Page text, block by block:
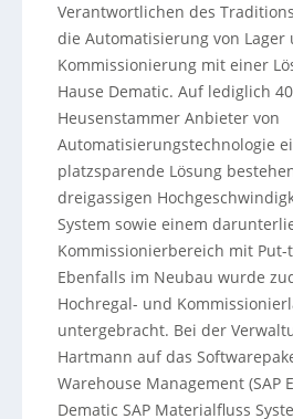
Verantwortlichen des
die Automatisierung von Lager
Kommissionierung mit einer
Hause Dematic. Auf lediglich
Heusenstammer Anbieter von
Automatisierungstechnologie
platzsparende Lösung
dreigassigen
System sowie einem
Kommissionierbereich mit Put-
Ebenfalls im Neubau wurde
Hochregal- und
untergebracht. Bei der
Hartmann auf das
Warehouse Management (SAP
Dematic SAP Materialfluss